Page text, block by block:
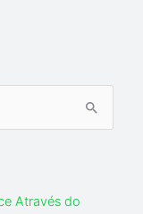
Através do